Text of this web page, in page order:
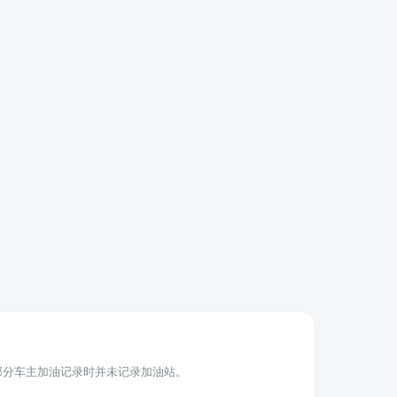
车主加油记录时并未记录加油站。